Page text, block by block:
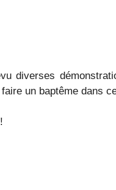
diverses
un baptême dans